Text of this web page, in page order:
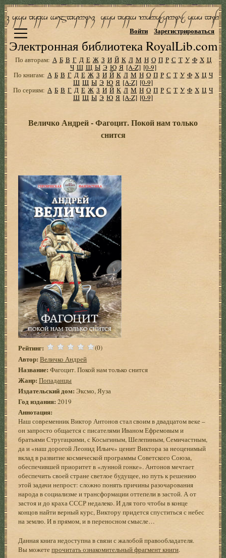
Электронная библиотека RoyalLib.com
Войти Зарегистрироваться
По авторам: А Б В Г Д Е Ж З И Й К Л М Н О П Р С Т У Ф Х Ц
Ч Ш Щ Ы Э Ю Я [A-Z] [0-9]
По книгам: А Б В Г Д Е Ж З И Й К Л М Н О П Р С Т У Ф Х Ц Ч
Ш Щ Ы Э Ю Я [A-Z] [0-9]
По сериям: А Б В Г Д Е Ж З И Й К Л М Н О П Р С Т У Ф Х Ц Ч
Ш Щ Ы Э Ю Я [A-Z] [0-9]
Величко Андрей - Фагоцит. Покой нам только
снится
Рейтинг: (0)
Автор: Величко Андрей
Название: Фагоцит. Покой нам только снится
Жанр: Попаданцы
Издательский дом:Эксмо, Яуза
Год издания:2019
Аннотация:
Наш современник Виктор Антонов стал своим в двадцатом веке –
он запросто общается с писателями Иваном Ефремовым и
братьями Стругацкими, с Косыгиным, Шелепиным, Семичастным,
да и «наш дорогой Леонид Ильич» ценит Виктора за неоценимый
вклад в развитие космической программы Советского Союза,
обеспечившей приоритет в «лунной гонке». Антонов мечтает
обеспечить своей стране светлое будущее, но путь к решению
этой задачи непрост: сложно понять причины разочарования
народа в социализме и трансформации оттепели в застой. А от
застоя и до краха СССР недалеко. И для того чтобы в конце
концов найти верный курс, Виктору придется спуститься с небес
на землю. И в прямом, и в переносном смысле…
Данная книга недоступна в связи с жалобой правообладателя.
Вы можетепрочитать ознакомительный фрагмент книги.